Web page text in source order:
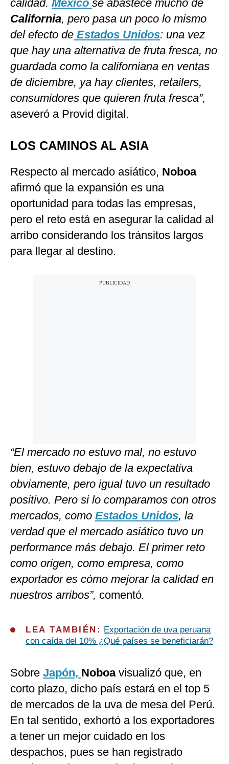
calidad. México se abastece mucho de
California, pero pasa un poco lo mismo
del efecto de Estados Unidos: una vez
que hay una alternativa de fruta fresca, no
guardada como la californiana en ventas
de diciembre, ya hay clientes, retailers,
consumidores que quieren fruta fresca”,
aseveró a Provid digital.
LOS CAMINOS AL ASIA
Respecto al mercado asiático, Noboa
afirmó que la expansión es una
oportunidad para todas las empresas,
pero el reto está en asegurar la calidad al
arribo considerando los tránsitos largos
para llegar al destino.
“El mercado no estuvo mal, no estuvo
bien, estuvo debajo de la expectativa
obviamente, pero igual tuvo un resultado
positivo. Pero si lo comparamos con otros
mercados, como Estados Unidos, la
verdad que el mercado asiático tuvo un
performance más debajo. El primer reto
como origen, como empresa, como
exportador es cómo mejorar la calidad en
nuestros arribos”, comentó.
LEA TAMBIÉN:
Exportación de uva peruana
con caída del 10% ¿Qué países se beneficiarán?
Sobre Japón, Noboa visualizó que, en
corto plazo, dicho país estará en el top 5
de mercados de la uva de mesa del Perú.
En tal sentido, exhortó a los exportadores
a tener un mejor cuidado en los
despachos, pues se han registrado